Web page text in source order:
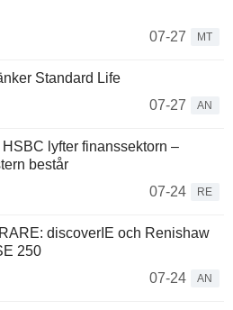
07-27
MT
Standard Life
07-27
AN
lyfter finanssektorn –
består
07-24
RE
discoverIE och Renishaw
250
07-24
AN